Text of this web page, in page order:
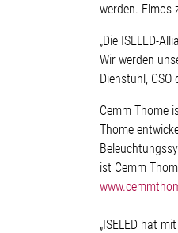
werden. Elmos
„Die ISELED-
Wir werden
Dienstuhl,
Cemm Thome
Thome
ist Cemm
„ISELED hat